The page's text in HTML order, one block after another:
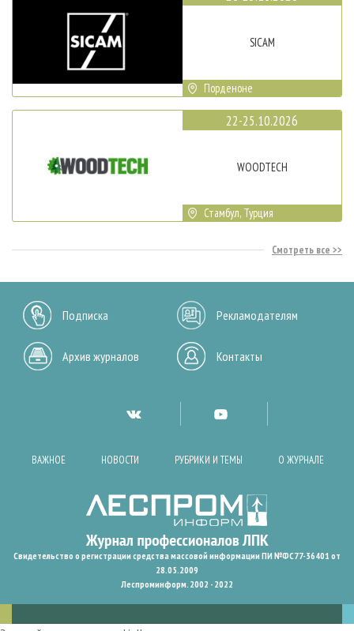
SICAM
Порденоне
22-25.10.2026
WOODTECH
Стамбул, Турция
Смотреть все
Подписка Рекламодателям
Архив журналов Контакты
ВАЖНОЕ НОВОСТИ РУБРИКИ И ТЕМЫ О ЖУРНАЛЕ
Свидетельство о регистрации средства массовой информации ПИ №ФС77-36401 от
28.05.2009
Леспроминформ. 2002 - 2022